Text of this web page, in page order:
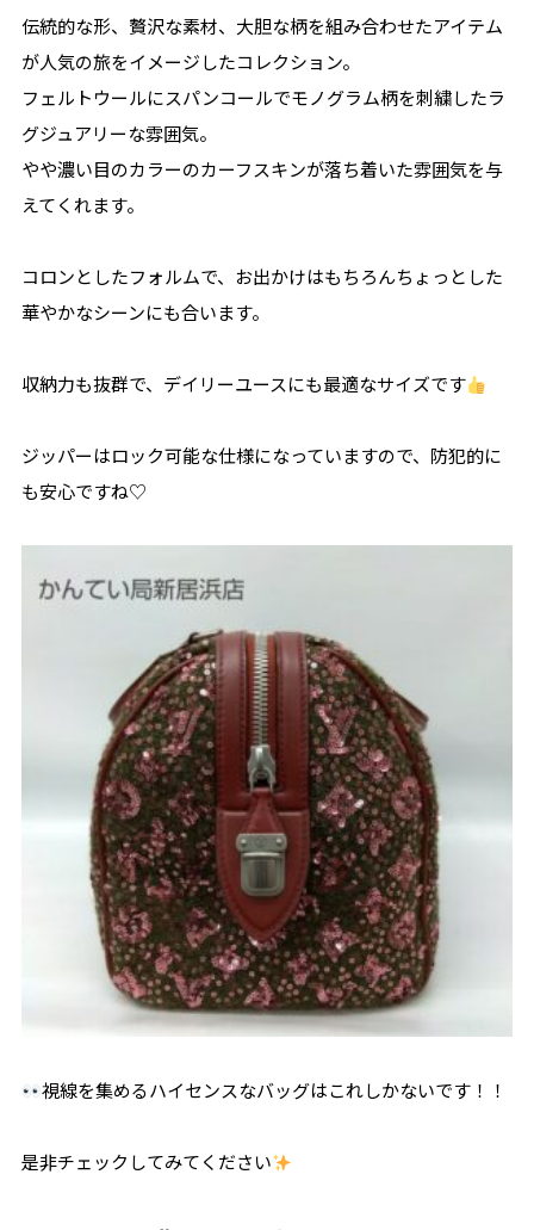
伝統的な形、贅沢な素材、大胆な柄を組み合わせたアイテム
が人気の旅をイメージしたコレクション。
フェルトウールにスパンコールでモノグラム柄を刺繍したラ
グジュアリーな雰囲気。
やや濃い目のカラーのカーフスキンが落ち着いた雰囲気を与
えてくれます。
コロンとしたフォルムで、お出かけはもちろんちょっとした
華やかなシーンにも合います。
収納力も抜群で、デイリーユースにも最適なサイズです
ジッパーはロック可能な仕様になっていますので、防犯的に
も安心ですね♡
視線を集めるハイセンスなバッグはこれしかないです！！
是非チェックしてみてください